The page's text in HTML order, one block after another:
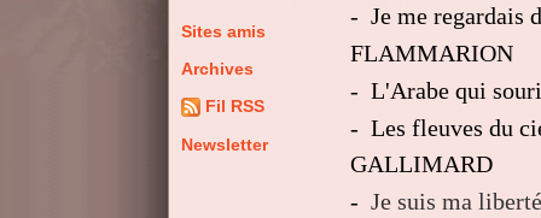
Sites amis
Archives
Fil RSS
Newsletter
- Je me regardais
FLAMMARION
- L'Arabe qui
- Les fleuves du
GALLIMARD
- Je suis ma